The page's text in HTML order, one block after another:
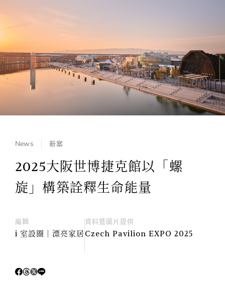
News 新案
2025大阪世博捷克館以「螺
旋」構築詮釋生命能量
編輯
i 室設圈│漂亮家居
資料暨圖片提供
Czech Pavilion EXPO 2025